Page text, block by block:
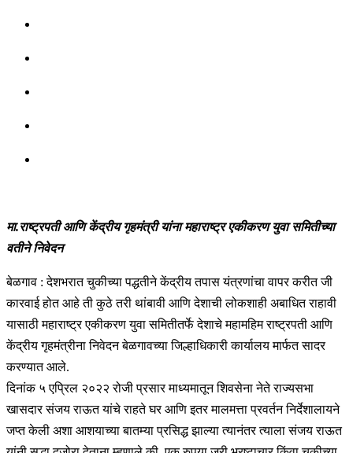
मा.राष्ट्रपती आणि केंद्रीय गृहमंत्री यांना महाराष्ट्र एकीकरण युवा समितीच्या
वतीने निवेदन
बेळगाव : देशभरात चुकीच्या पद्धतीने केंद्रीय तपास यंत्रणांचा वापर करीत जी
कारवाई होत आहे ती कुठे तरी थांबावी आणि देशाची लोकशाही अबाधित राहावी
यासाठी महाराष्ट्र एकीकरण युवा समितीतर्फे देशाचे महामहिम राष्ट्रपती आणि
केंद्रीय गृहमंत्रीना निवेदन बेळगावच्या जिल्हाधिकारी कार्यालय मार्फत सादर
करण्यात आले.
दिनांक ५ एप्रिल २०२२ रोजी प्रसार माध्यमातून शिवसेना नेते राज्यसभा
खासदार संजय राऊत यांचे राहते घर आणि इतर मालमत्ता प्रवर्तन निर्देशालायने
जप्त केली अशा आशयाच्या बातम्या प्रसिद्ध झाल्या त्यानंतर त्याला संजय राऊत